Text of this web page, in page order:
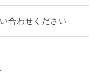
合わせください